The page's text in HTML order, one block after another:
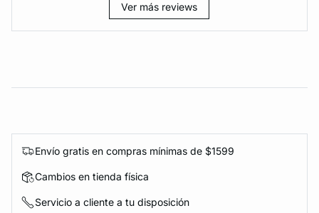
Ver más reviews
Envío gratis en compras mínimas de $1599
Cambios en tienda física
Servicio a cliente a tu disposición